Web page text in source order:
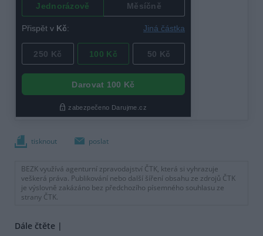
tisknout poslat
BEZK využívá agenturní zpravodajství ČTK, která si vyhrazuje
veškerá práva. Publikování nebo další šíření obsahu ze zdrojů ČTK
je výslovně zakázáno bez předchozího písemného souhlasu ze
strany ČTK.
Dále čtěte |